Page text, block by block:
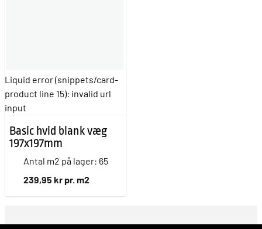
Liquid error (snippets/card-
product line 15): invalid url
input
Basic hvid blank væg
197x197mm
Antal m2 på lager: 65
239,95 kr pr. m2